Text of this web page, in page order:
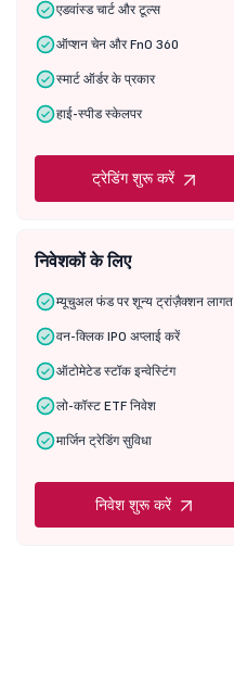
एडवांस्ड चार्ट और टूल्स
ऑप्शन चेन और FnO 360
स्मार्ट ऑर्डर के प्रकार
हाई-स्पीड स्केलपर
ट्रेडिंग शुरू करें
निवेशकों के लिए
म्यूचुअल फंड पर शून्य ट्रांज़ैक्शन लागत
वन-क्लिक IPO अप्लाई करें
ऑटोमेटेड स्टॉक इन्वेस्टिंग
लो-कॉस्ट ETF निवेश
मार्जिन ट्रेडिंग सुविधा
निवेश शुरू करें